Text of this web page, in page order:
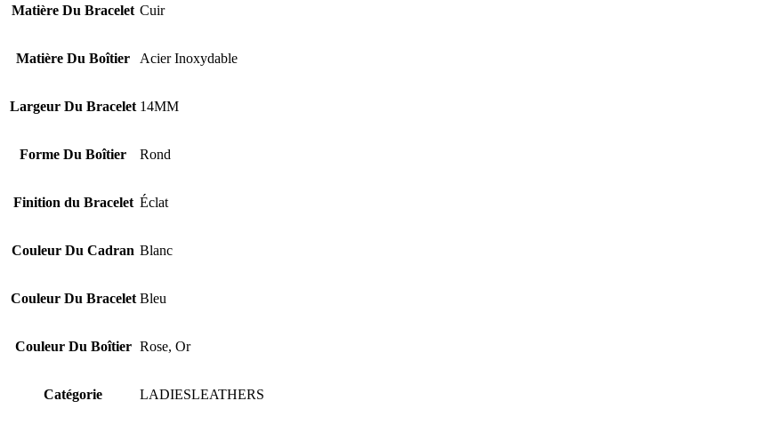
Matière Du Bracelet Cuir
Matière Du Boîtier Acier Inoxydable
Largeur Du Bracelet 14MM
Forme Du Boîtier Rond
Finition du Bracelet Éclat
Couleur Du Cadran Blanc
Couleur Du Bracelet Bleu
Couleur Du Boîtier Rose, Or
Catégorie LADIESLEATHERS